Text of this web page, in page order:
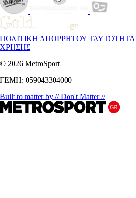
ΠΟΛΙΤΙΚΗ ΑΠΟΡΡΗΤΟΥ ΤΑΥΤΟΤΗΤΑ
ΧΡΗΣΗΣ
© 2026 MetroSport
ΓΕΜΗ: 059043304000
Built to matter by // Don't Matter //